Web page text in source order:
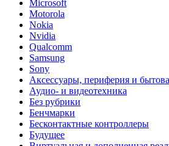
Microsoft
Motorola
Nokia
Nvidia
Qualcomm
Samsung
Sony
Аксессуары, периферия и
Аудио- и видеотехника
Без рубрики
Бенчмарки
Бесконтактные контроллеры
Будущее